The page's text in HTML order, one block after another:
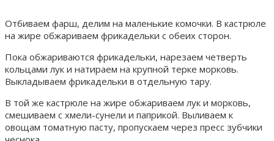
Отбиваем фарш, делим на маленькие комочки. В кастрюле
на жире обжариваем фрикадельки с обеих сторон.
Пока обжариваются фрикадельки, нарезаем четверть
кольцами лук и натираем на крупной терке морковь.
Выкладываем фрикадельки в отдельную тару.
В той же кастрюле на жире обжариваем лук и морковь,
смешиваем с хмели-сунели и паприкой. Выливаем к
овощам томатную пасту, пропускаем через пресс зубчики